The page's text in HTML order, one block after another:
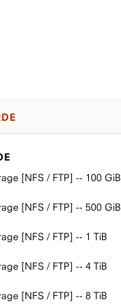
[NFS / FTP] -- 100 GiB
[NFS / FTP] -- 500 GiB
[NFS / FTP] -- 1 TiB
[NFS / FTP] -- 4 TiB
[NFS / FTP] -- 8 TiB